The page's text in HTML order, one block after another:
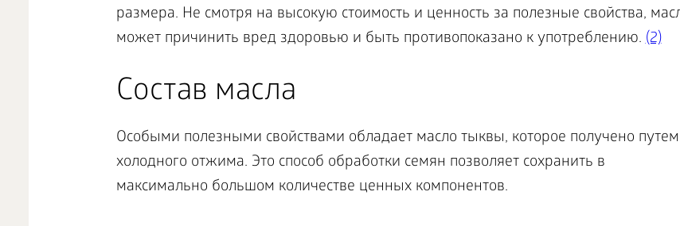
размера. Не смотря на высокую стоимость и ценность за полезные свойства,
может причинить вред здоровью и быть противопоказано к употреблению.(2)
Состав масла
Особыми полезными свойствами обладает масло тыквы, которое получено путем
холодного отжима. Это способ обработки семян позволяет сохранить в
максимально большом количестве ценных компонентов.